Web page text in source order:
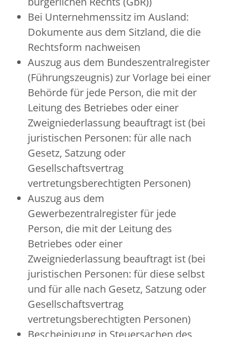
Bei Unternehmenssitz im Ausland:
Dokumente aus dem Sitzland, die die
Rechtsform nachweisen
Auszug aus dem Bundeszentralregister
(Führungszeugnis) zur Vorlage bei einer
Behörde für jede Person, die mit der
Leitung des Betriebes oder einer
Zweigniederlassung beauftragt ist (bei
juristischen Personen: für alle nach
Gesetz, Satzung oder
Gesellschaftsvertrag
vertretungsberechtigten Personen)
Auszug aus dem
Gewerbezentralregister für jede
Person, die mit der Leitung des
Betriebes oder einer
Zweigniederlassung beauftragt ist (bei
juristischen Personen: für diese selbst
und für alle nach Gesetz, Satzung oder
Gesellschaftsvertrag
vertretungsberechtigten Personen)